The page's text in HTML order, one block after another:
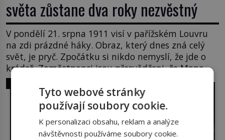
světa zůstane dva roky nezvěstný
V pondělí 21. srpna 1911 visí v pařížském Louvru
na zdi prázdné háky. Obraz, který dnes zná celý
svět, je pryč. Zpočátku si nikdo nemyslí, že jde o
krádež. Zaměstnanci jsou přesvědčeni, že Mona
Lisa je jen v restaurátorské dílně nebo u fotografa.
Když se ukáže pravda, propukne jeden z největších
honů na zloděje v […]
Tyto webové stránky
používají soubory cookie.
K personalizaci obsahu, reklam a analýze
návštěvnosti používáme soubory cookie.